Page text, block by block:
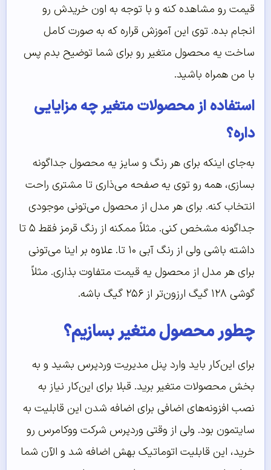
قیمت رو مشاهده کنه و با توجه به اون خریدش رو
انجام بده. توی این آموزش قراره که به صورت کامل
ساخت یه محصول متغیر رو برای شما توضیح بدم پس
با من همراه باشید.
استفاده از محصولات متغیر چه مزایایی
داره؟
به‌جای اینکه برای هر رنگ و سایز یه محصول جداگونه
بسازی، همه رو توی یه صفحه می‌ذاری تا مشتری راحت
انتخاب کنه. برای هر مدل از محصول می‌تونی موجودی
جداگونه مشخص کنی. مثلاً ممکنه از رنگ قرمز فقط ۵ تا
داشته باشی ولی از رنگ آبی ۱۰ تا. علاوه بر اینا می‌تونی
برای هر مدل از محصول یه قیمت متفاوت بذاری. مثلاً
گوشی ۱۲۸ گیگ ارزون‌تر از ۲۵۶ گیگ باشه.
چطور محصول متغیر بسازیم؟
برای این‌کار باید وارد پنل مدیریت وردپرس بشید و به
بخش محصولات متغیر برید. قبلا برای این‌کار نیاز به
نصب افزونه‌های اضافی برای اضافه شدن این قابلیت به
سایتمون بود. ولی از وقتی وردپرس شرکت ووکامرس رو
خرید، این قابلیت اتوماتیک بهش اضافه شد و الآن شما